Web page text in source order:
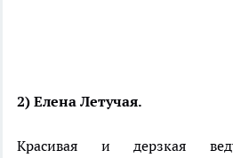
2) Елена Летучая.
Красивая и дерзкая